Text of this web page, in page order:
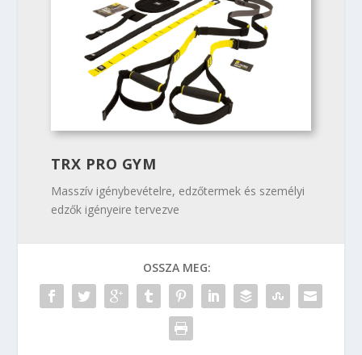
TRX PRO GYM
Masszív igénybevételre, edzőtermek és személyi
edzők igényeire tervezve
OSSZA MEG: